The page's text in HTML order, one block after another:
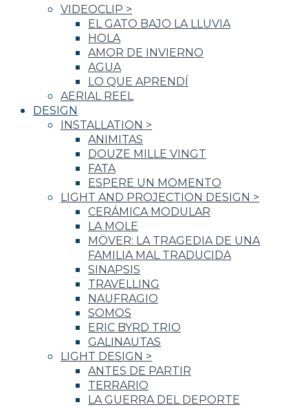
VIDEOCLIP >
EL GATO BAJO LA LLUVIA
HOLA
AMOR DE INVIERNO
AGUA
LO QUE APRENDÍ
AERIAL REEL
DESIGN
INSTALLATION >
ANIMITAS
DOUZE MILLE VINGT
FATA
ESPERE UN MOMENTO
LIGHT AND PROJECTION DESIGN >
CERÁMICA MODULAR
LA MOLE
MÖVER: LA TRAGEDIA DE UNA
FAMILIA MAL TRADUCIDA
SINAPSIS
TRAVELLING
NAUFRAGIO
SOMOS
ERIC BYRD TRIO
GALINAUTAS
LIGHT DESIGN >
ANTES DE PARTIR
TERRARIO
LA GUERRA DEL DEPORTE